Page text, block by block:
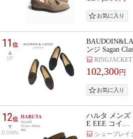
11位
UP
ンジ Sagan
102,300円
12位
DOWN
ハルタ メンズ
E EEE コイ…
シューブレイ